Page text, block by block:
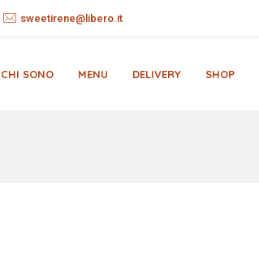
sweetirene@libero.it
CHI SONO MENU DELIVERY SHOP